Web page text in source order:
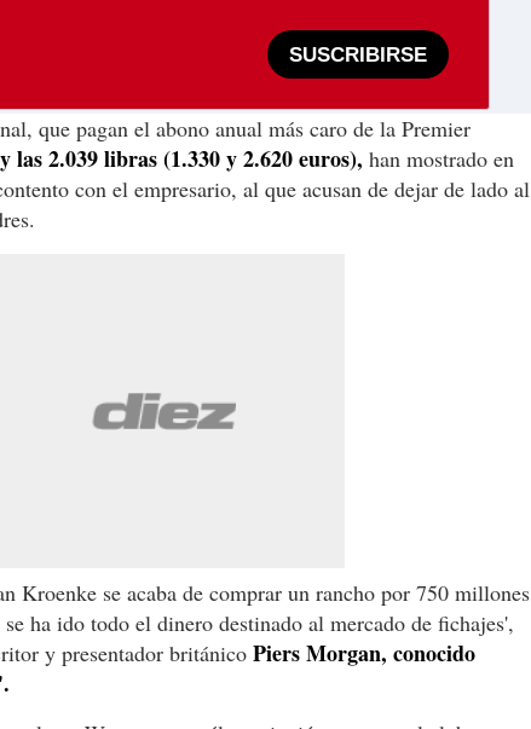
SUSCRIBIRSE
que pagan el abono anual más caro de la Premier
las 2.039 libras (1.330 y 2.620 euros), han mostrado en
con el empresario, al que acusan de dejar de lado al
Kroenke se acaba de comprar un rancho por 750 millones
ha ido todo el dinero destinado al mercado de fichajes',
y presentador británico Piers Morgan, conocido